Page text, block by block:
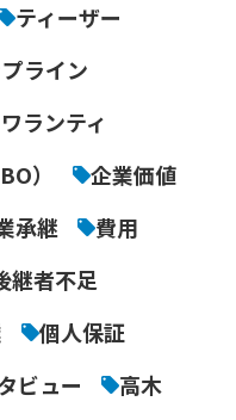
ティーザー
ライン
ランティ
）
企業価値
承継
費用
継者不足
個人保証
ビュー
高木